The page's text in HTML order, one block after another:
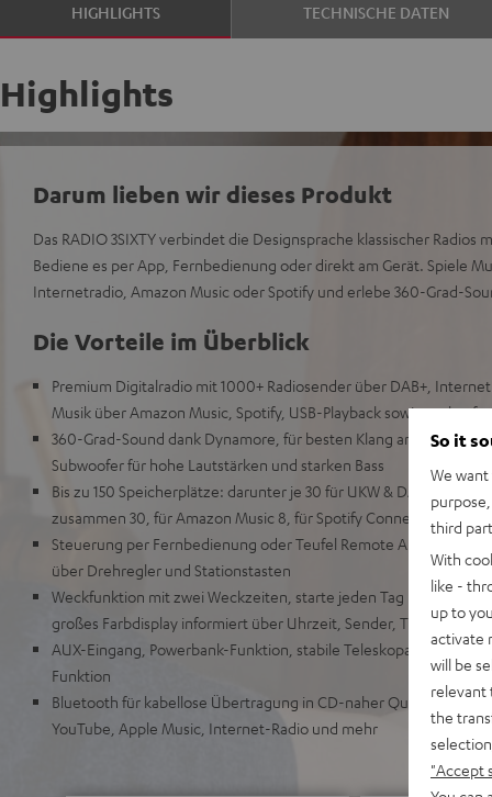
HIGHLIGHTS TECHNISCHE DATEN
Highlights
Darum lieben wir dieses Produkt
Das RADIO 3SIXTY verbindet die Designsprache klassischer Radios
Bediene es per App, Fernbedienung oder direkt am Gerät. Spiele
Internetradio, Amazon Music oder Spotify und erlebe 360-Grad-
Die Vorteile im Überblick
Premium Digitalradio mit 1000+ Radiosender über DAB+,
Musik über Amazon Music, Spotify, USB-Playback sowie
360-Grad-Sound dank Dynamore, für besten Klang an jeder
Subwoofer für hohe Lautstärken und starken Bass
Bis zu 150 Speicherplätze: darunter je 30 für UKW & DAB+ , für
zusammen 30, für Amazon Music 8, für Spotify Connect 10
Steuerung per Fernbedienung oder Teufel Remote App (iOS/
über Drehregler und Stationstasten
Weckfunktion mit zwei Weckzeiten, starte jeden Tag mit Musik in
großes Farbdisplay informiert über Uhrzeit, Sender, Titel etc.
AUX-Eingang, Powerbank-Funktion, stabile Teleskopantenne,
Funktion
Bluetooth für kabellose Übertragung in CD-naher Qualität vom
YouTube, Apple Music, Internet-Radio und mehr
So it
We
third
With
like -
up to
activate
will be
relevant
the
"Accept